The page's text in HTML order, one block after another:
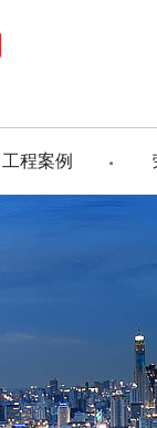
工程案例